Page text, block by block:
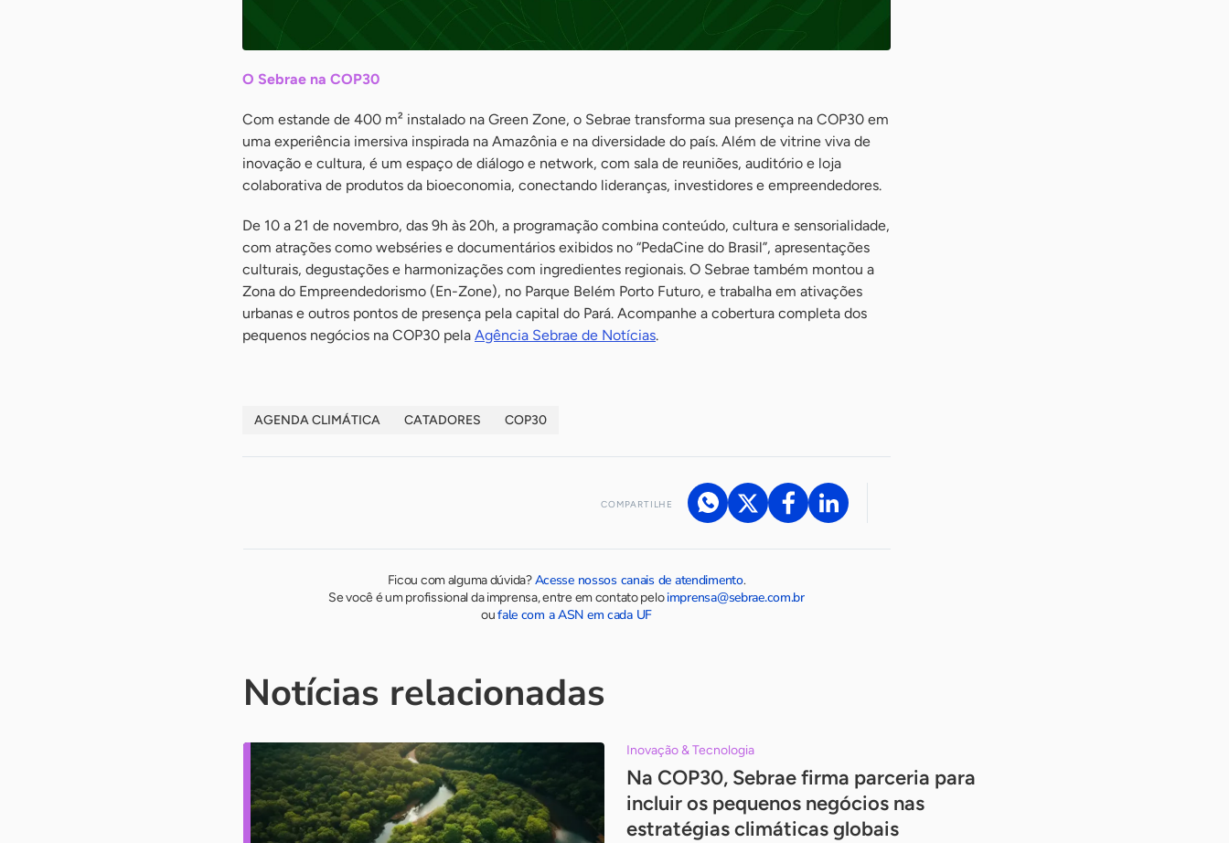
O Sebrae na COP30
Com estande de 400 m² instalado na Green Zone, o Sebrae transforma sua presença na COP30 em
uma experiência imersiva inspirada na Amazônia e na diversidade do país. Além de vitrine viva de
inovação e cultura, é um espaço de diálogo e network, com sala de reuniões, auditório e loja
colaborativa de produtos da bioeconomia, conectando lideranças, investidores e empreendedores.
De 10 a 21 de novembro, das 9h às 20h, a programação combina conteúdo, cultura e sensorialidade,
com atrações como webséries e documentários exibidos no “PedaCine do Brasil”, apresentações
culturais, degustações e harmonizações com ingredientes regionais. O Sebrae também montou a
Zona do Empreendedorismo (En-Zone), no Parque Belém Porto Futuro, e trabalha em ativações
urbanas e outros pontos de presença pela capital do Pará. Acompanhe a cobertura completa dos
pequenos negócios na COP30 pela Agência Sebrae de Notícias.
AGENDA CLIMÁTICA CATADORES COP30
COMPARTILHE
Ficou com alguma dúvida?Acesse nossos canais de atendimento.
Se você é um profissional da imprensa, entre em contato peloimprensa@sebrae.com.br
oufale com a ASN em cada UF
Notícias relacionadas
Inovação & Tecnologia
Na COP30, Sebrae firma parceria para
incluir os pequenos negócios nas
estratégias climáticas globais